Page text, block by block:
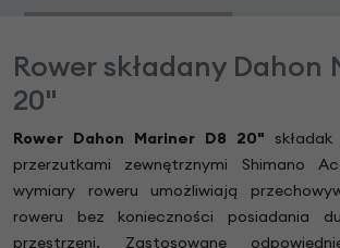
Rower składany Dahon
20"
Rower Dahon Mariner D8 20"
przerzutkami zewnętrznymi Shimano
wymiary roweru umożliwiają
roweru bez konieczności posiadania
przestrzeni. Zastosowane